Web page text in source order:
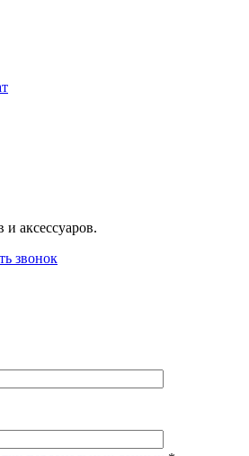
и аксессуаров.
звонок